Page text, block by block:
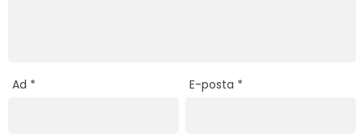
Ad * E-posta *